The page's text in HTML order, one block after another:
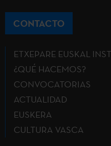
CONTACTO
ETXEPARE EUSKAL
¿QUÉ HACEMOS?
CONVOCATORIAS
ACTUALIDAD
EUSKERA
CULTURA VASCA